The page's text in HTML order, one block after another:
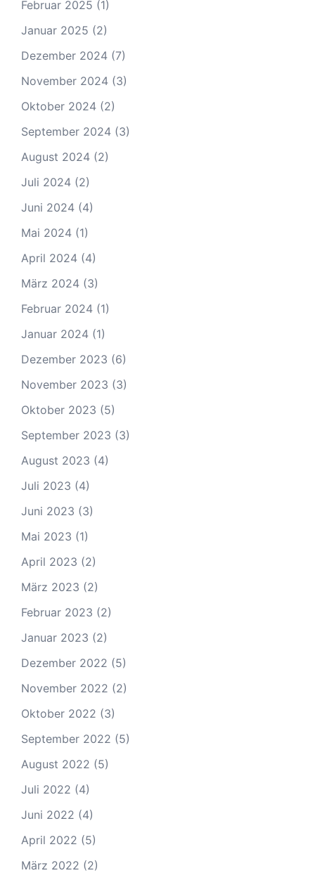
Februar 2025 (1)
Januar 2025 (2)
Dezember 2024 (7)
November 2024 (3)
Oktober 2024 (2)
September 2024 (3)
August 2024 (2)
Juli 2024 (2)
Juni 2024 (4)
Mai 2024 (1)
April 2024 (4)
März 2024 (3)
Februar 2024 (1)
Januar 2024 (1)
Dezember 2023 (6)
November 2023 (3)
Oktober 2023 (5)
September 2023 (3)
August 2023 (4)
Juli 2023 (4)
Juni 2023 (3)
Mai 2023 (1)
April 2023 (2)
März 2023 (2)
Februar 2023 (2)
Januar 2023 (2)
Dezember 2022 (5)
November 2022 (2)
Oktober 2022 (3)
September 2022 (5)
August 2022 (5)
Juli 2022 (4)
Juni 2022 (4)
April 2022 (5)
März 2022 (2)